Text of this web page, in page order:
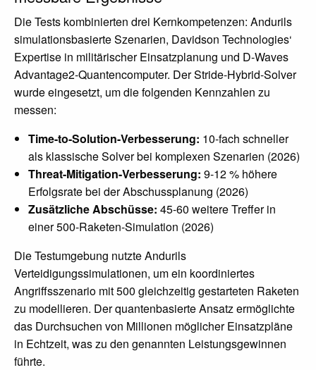
Die Tests kombinierten drei Kernkompetenzen: Andurils
simulationsbasierte Szenarien, Davidson Technologies‘
Expertise in militärischer Einsatzplanung und D-Waves
Advantage2-Quantencomputer. Der Stride-Hybrid-Solver
wurde eingesetzt, um die folgenden Kennzahlen zu
messen:
Time-to-Solution-Verbesserung: 10-fach schneller
als klassische Solver bei komplexen Szenarien (2026)
Threat-Mitigation-Verbesserung: 9-12 % höhere
Erfolgsrate bei der Abschussplanung (2026)
Zusätzliche Abschüsse: 45-60 weitere Treffer in
einer 500-Raketen-Simulation (2026)
Die Testumgebung nutzte Andurils
Verteidigungssimulationen, um ein koordiniertes
Angriffsszenario mit 500 gleichzeitig gestarteten Raketen
zu modellieren. Der quantenbasierte Ansatz ermöglichte
das Durchsuchen von Millionen möglicher Einsatzpläne
in Echtzeit, was zu den genannten Leistungsgewinnen
führte.